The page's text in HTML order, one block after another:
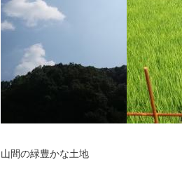
山間の緑豊かな土地